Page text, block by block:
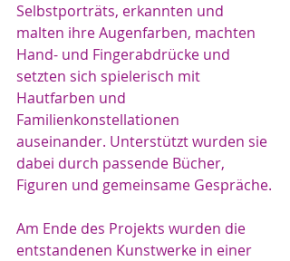
Selbstporträts, erkannten und
malten ihre Augenfarben, machten
Hand- und Fingerabdrücke und
setzten sich spielerisch mit
Hautfarben und
Familienkonstellationen
auseinander. Unterstützt wurden sie
dabei durch passende Bücher,
Figuren und gemeinsame Gespräche.
Am Ende des Projekts wurden die
entstandenen Kunstwerke in einer